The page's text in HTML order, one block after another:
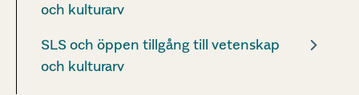
och kulturarv
SLS och öppen tillgång till vetenskap
och kulturarv